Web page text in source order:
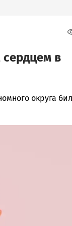
в
округа